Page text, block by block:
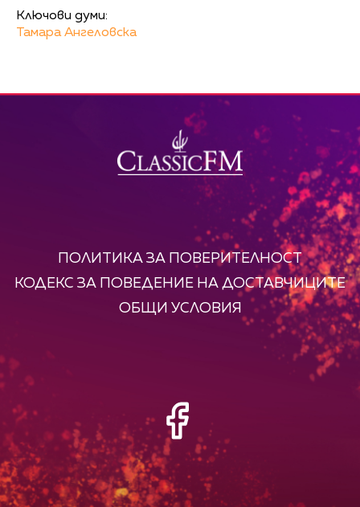
Ключови думи:
Тамара Ангеловска
ПОЛИТИКА ЗА ПОВЕРИТЕЛНОСТ
КОДЕКС ЗА ПОВЕДЕНИЕ НА ДОСТАВЧИЦИТЕ
ОБЩИ УСЛОВИЯ